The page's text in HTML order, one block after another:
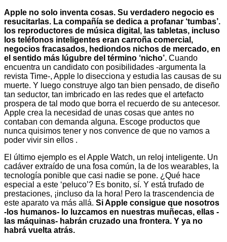
Apple no solo inventa cosas. Su verdadero negocio es
resucitarlas. La compañía se dedica a profanar ‘tumbas’.
los reproductores de música digital, las tabletas, incluso
los teléfonos inteligentes eran carroña comercial,
negocios fracasados, hediondos nichos de mercado, en
el sentido más lúgubre del término ‘nicho’. Cuando
encuentra un candidato con posibilidades -argumenta la
revista Time-, Apple lo disecciona y estudia las causas de su
muerte. Y luego construye algo tan bien pensado, de diseño
tan seductor, tan imbricado en las redes que el artefacto
prospera de tal modo que borra el recuerdo de su antecesor.
Apple crea la necesidad de unas cosas que antes no
contaban con demanda alguna. Escoge productos que
nunca quisimos tener y nos convence de que no vamos a
poder vivir sin ellos .
El último ejemplo es el Apple Watch, un reloj inteligente. Un
cadáver extraído de una fosa común, la de los wearables, la
tecnología ponible que casi nadie se pone. ¿Qué hace
especial a este ‘peluco’? Es bonito, sí. Y está trufado de
prestaciones, ¡incluso da la hora! Pero la trascendencia de
este aparato va más allá. Si Apple consigue que nosotros
-los humanos- lo luzcamos en nuestras muñecas, ellas -
las máquinas- habrán cruzado una frontera. Y ya no
habrá vuelta atrás.